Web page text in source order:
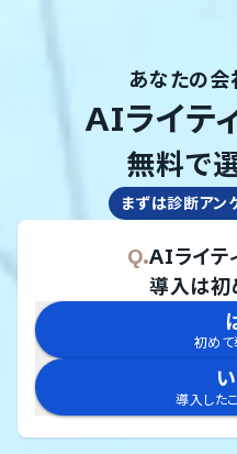
あなたの会
AIライテ
無料で
まずは診断アン
Q.AIライテ
導入は初
初めて
導入した